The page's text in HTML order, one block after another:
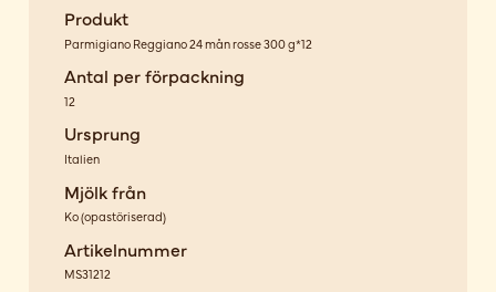
Produkt
Parmigiano Reggiano 24 mån rosse 300 g*12
Antal per förpackning
12
Ursprung
Italien
Mjölk från
Ko(opastöriserad)
Artikelnummer
MS31212